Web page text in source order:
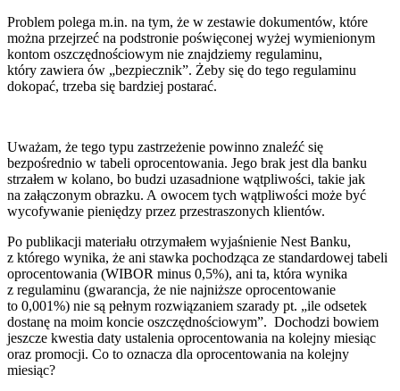
Problem polega m.in. na tym, że w zestawie dokumentów, które
można przejrzeć na podstronie poświęconej wyżej wymienionym
kontom oszczędnościowym nie znajdziemy regulaminu,
który zawiera ów „bezpiecznik”. Żeby się do tego regulaminu
dokopać, trzeba się bardziej postarać.
Uważam, że tego typu zastrzeżenie powinno znaleźć się
bezpośrednio w tabeli oprocentowania. Jego brak jest dla banku
strzałem w kolano, bo budzi uzasadnione wątpliwości, takie jak
na załączonym obrazku. A owocem tych wątpliwości może być
wycofywanie pieniędzy przez przestraszonych klientów.
Po publikacji materiału otrzymałem wyjaśnienie Nest Banku,
z którego wynika, że ani stawka pochodząca ze standardowej tabeli
oprocentowania (WIBOR minus 0,5%), ani ta, która wynika
z regulaminu (gwarancja, że nie najniższe oprocentowanie
to 0,001%) nie są pełnym rozwiązaniem szarady pt. „ile odsetek
dostanę na moim koncie oszczędnościowym”. Dochodzi bowiem
jeszcze kwestia daty ustalenia oprocentowania na kolejny miesiąc
oraz promocji. Co to oznacza dla oprocentowania na kolejny
miesiąc?